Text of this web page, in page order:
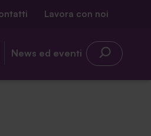
Lavora con noi
News ed eventi